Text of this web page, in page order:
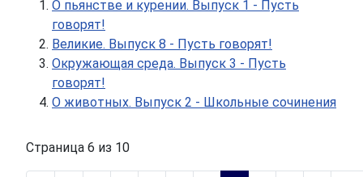
О пьянстве и курении. Выпуск 1 - Пусть
говорят!
Великие. Выпуск 8 - Пусть говорят!
Окружающая среда. Выпуск 3 - Пусть
говорят!
О животных. Выпуск 2 - Школьные сочинения
Страница 6 из 10